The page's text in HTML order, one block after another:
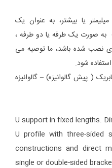
جهت نصب براکت تا عرض 400 میلیمتر یا بیشتر، به عنوان یک
صورت یک طرفه یا دو طرفه ،
نصب شده باشد، ما توصیه می
( پیش گالوانیزه) – گالوانیزه
U support in fixed lengths.
U profile with three-sided
constructions and direct
single or double-sided